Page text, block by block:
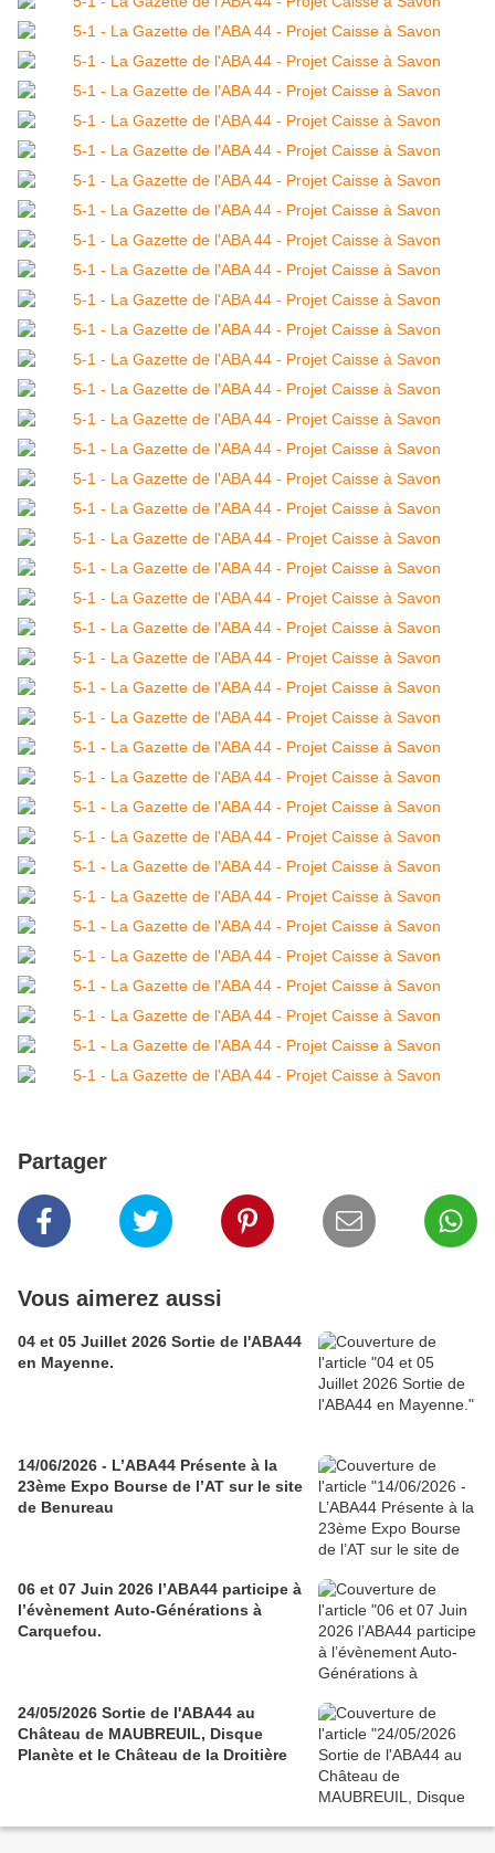
Partager
Vous aimerez aussi
04 et 05 Juillet 2026 Sortie de l'ABA44
en Mayenne.
14/06/2026 - L’ABA44 Présente à la
23ème Expo Bourse de l’AT sur le site
de Benureau
06 et 07 Juin 2026 l’ABA44 participe à
l’évènement Auto-Générations à
Carquefou.
24/05/2026 Sortie de l'ABA44 au
Château de MAUBREUIL, Disque
Planète et le Château de la Droitière